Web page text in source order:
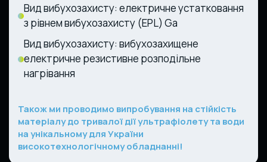
Вид вибухозахисту: електричне устатковання
з рівнем вибухозахисту (EPL) Ga
Вид вибухозахисту: вибухозахищене
електричне резистивне розподільне
нагрівання
Також ми проводимо випробування на стійкість
матеріалу до тривалої дії ультрафіолету та води
на унікальному для України
високотехнологічному обладнанні!